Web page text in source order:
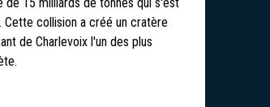
Cette collision a créé un cratère
de Charlevoix l'un des plus